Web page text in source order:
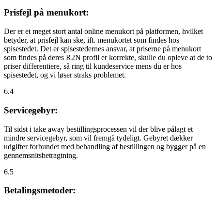
Prisfejl på menukort:
Der er et meget stort antal online menukort på platformen, hvilket
betyder, at prisfejl kan ske, ift. menukortet som findes hos
spisestedet. Det er spisestedernes ansvar, at priserne på menukort
som findes på deres R2N profil er korrekte, skulle du opleve at de to
priser differentiere, så ring til kundeservice mens du er hos
spisestedet, og vi løser straks problemet.
6.4
Servicegebyr:
Til sidst i take away bestillingsprocessen vil der blive pålagt et
mindre servicegebyr, som vil fremgå tydeligt. Gebyret dækker
udgifter forbundet med behandling af bestillingen og bygger på en
gennemsnitsbetragtning.
6.5
Betalingsmetoder: